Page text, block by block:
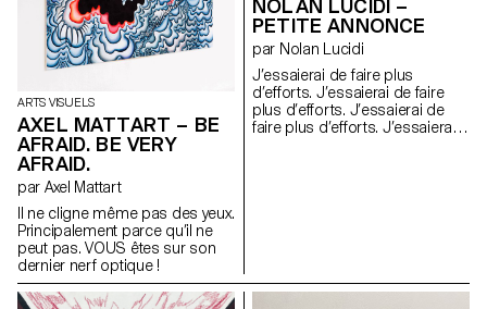
Roxane Sauvage.
ARTS VISUELS
AXEL MATTART – BE
AFRAID. BE VERY
AFRAID.
par Axel Mattart
Il ne cligne même pas des yeux.
Principalement parce qu’il ne
peut pas. VOUS êtes sur son
dernier nerf optique !
NOLAN LUCIDI –
PETITE ANNONCE
par Nolan Lucidi
J’essaierai de faire plus
d’efforts. J’essaierai de faire
plus d’efforts. J’essaierai de
faire plus d’efforts. J’essaierai
plus d’efforts. J’essaierai de